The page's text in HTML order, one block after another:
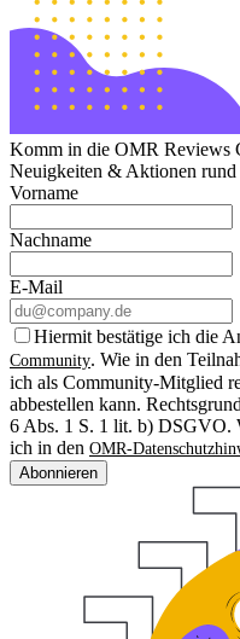
Komm in die OMR Reviews
Neuigkeiten & Aktionen rund
Vorname
Nachname
E-Mail
Hiermit bestätige ich die
Community. Wie in den
ich als Community-Mitglied
abbestellen kann.
6 Abs. 1 S. 1 lit. b) DSGVO.
ich in den OMR-
Abonnieren